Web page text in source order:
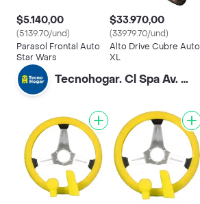
$5.140,00
(5139.70/und)
Parasol Frontal Auto
Star Wars
$33.970,00
(33979.70/und)
Alto Drive Cubre Auto
XL
Tecnohogar. Cl Spa Av. Matta